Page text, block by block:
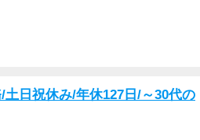
日祝休み/年休127日/～30代の